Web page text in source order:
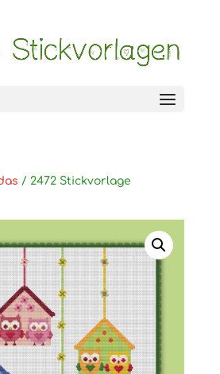
/ 2472 Stickvorlage